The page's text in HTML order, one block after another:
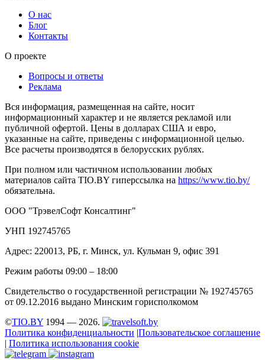
О нас
Блог
Контакты
О проекте
Вопросы и ответы
Реклама
Вся информация, размещенная на сайте, носит
информационный характер и не является рекламой или
публичной офертой. Цены в долларах США и евро,
указанные на сайте, приведены с информационной целью.
Все расчеты производятся в белорусских рублях.
При полном или частичном использовании любых
материалов сайта TIO.BY гиперссылка на https://www.tio.by/
обязательна.
ООО "ТрэвелСофт Консалтинг"
УНП 192745765
Адрес: 220013, РБ, г. Минск, ул. Кульман 9, офис 391
Режим работы 09:00 – 18:00
Свидетельство о государственной регистрации № 192745765
от 09.12.2016 выдано Минским горисполкомом
©TIO.BY 1994 — 2026.
Политика конфиденциальности |Пользовательское соглашение
| Политика использования cookie